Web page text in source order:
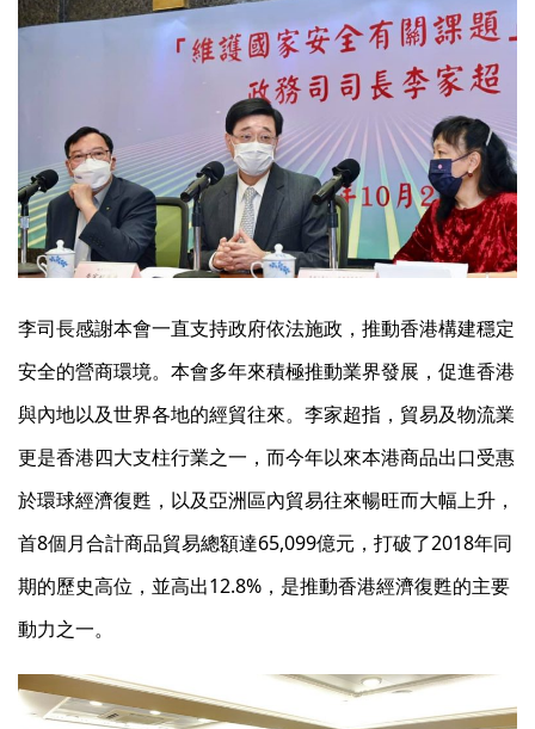
李司長感謝本會一直支持政府依法施政，推動香港構建穩定
安全的營商環境。本會多年來積極推動業界發展，促進香港
與內地以及世界各地的經貿往來。李家超指，貿易及物流業
更是香港四大支柱行業之一，而今年以來本港商品出口受惠
於環球經濟復甦，以及亞洲區內貿易往來暢旺而大幅上升，
首8個月合計商品貿易總額達65,099億元，打破了2018年同
期的歷史高位，並高出12.8%，是推動香港經濟復甦的主要
動力之一。